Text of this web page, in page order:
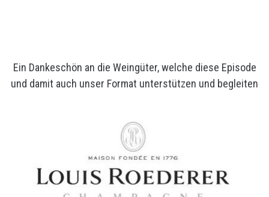
Ein Dankeschön an die Weingüter, welche diese Episode
und damit auch unser Format unterstützen und begleiten